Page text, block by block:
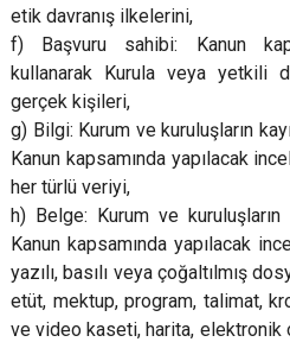
etik davranış ilkelerini,
f) Başvuru sahibi: Kanun
kullanarak Kurula veya yetkili
gerçek kişileri,
g) Bilgi: Kurum ve kuruluşların
Kanun kapsamında yapılacak
her türlü veriyi,
h) Belge: Kurum ve kuruluşların
Kanun kapsamında yapılacak
yazılı, basılı veya çoğaltılmış
etüt, mektup, program, talimat,
ve video kaseti, harita, elektronik